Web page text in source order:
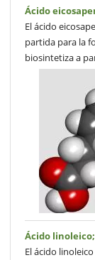
Ácido
El ácido
partida para la
biosintetiza a
Ácido linoleico;
El ácido